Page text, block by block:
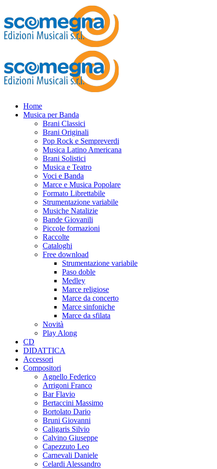
Home
Musica per Banda
Brani Classici
Brani Originali
Pop Rock e Sempreverdi
Musica Latino Americana
Brani Solistici
Musica e Teatro
Voci e Banda
Marce e Musica Popolare
Formato Librettabile
Strumentazione variabile
Musiche Natalizie
Bande Giovanili
Piccole formazioni
Raccolte
Cataloghi
Free download
Strumentazione variabile
Paso doble
Medley
Marce religiose
Marce da concerto
Marce sinfoniche
Marce da sfilata
Novità
Play Along
CD
DIDATTICA
Accessori
Compositori
Agnello Federico
Arrigoni Franco
Bar Flavio
Bertaccini Massimo
Bortolato Dario
Bruni Giovanni
Caligaris Silvio
Calvino Giuseppe
Capezzuto Leo
Carnevali Daniele
Celardi Alessandro